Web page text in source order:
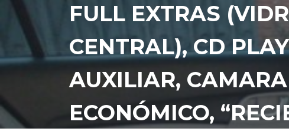
FULL EXTRAS
CENTRAL), CD
AUXILIAR,
ECONÓMICO,